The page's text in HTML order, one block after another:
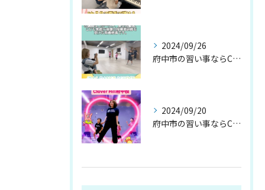
2024/09/26
府中市の習い事ならClover Hill！約20種類のプログ...
2024/09/20
府中市の習い事ならClover Hill！約20種類のプログ...